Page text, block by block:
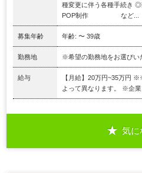
種変更に伴う各種手続き
POP制作 など...
募集年齢 年齢: 〜 39歳
勤務地 ※希望の勤務地をお選びい
給与
【月給】20万円~35万円
よって異なります。 ※企業
気に